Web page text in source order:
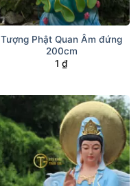
Tượng Phật Quan Âm đứng
200cm
1 ₫